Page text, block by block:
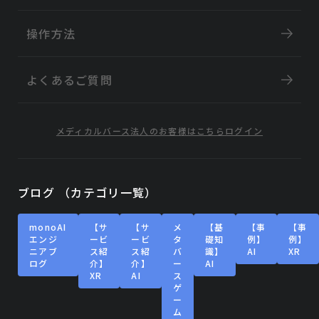
操作方法
よくあるご質問
メディカルバース 法人のお客様はこちら ログイン
ブログ （カテゴリ一覧）
monoAI
エンジ
ニアブ
ログ
【サ
ービ
ス紹
介】
XR
【サ
ービ
ス紹
介】
AI
メ
タ
バ
ー
ス
ゲ
ー
ム
【基
礎知
識】
AI
【事
例】
AI
【事
例】
XR